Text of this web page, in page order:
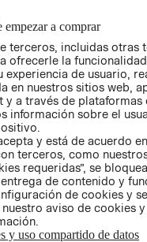
CONDICIONES
AVISO DE
PRIVACIDAD
GIFT CARD
AVISO DE
empezar a comprar
terceros, incluidas otras
ofrecerle la
de usuario,
en nuestros sitios web,
a través de plataformas
información sobre el
y está de acuerdo
terceros, como
requeridas”, se
de contenido y
de cookies y
aviso de cookies
y uso compartido de datos